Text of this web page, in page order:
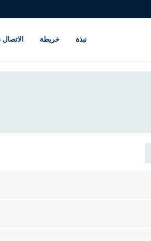
نبذة خريطة الاتصال